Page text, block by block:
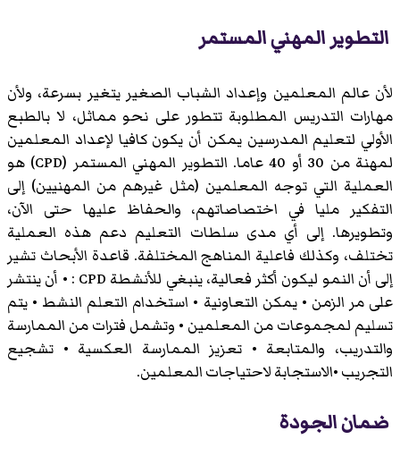
التطوير المهني المستمر
لأن عالم المعلمين وإعداد الشباب الصغير يتغير بسرعة، ولأن
مهارات التدريس المطلوبة تتطور على نحو مماثل، لا بالطبع
الأولي لتعليم المدرسين يمكن أن يكون كافيا لإعداد المعلمين
لمهنة من 30 أو 40 عاما. التطوير المهني المستمر (CPD) هو
العملية التي توجه المعلمين (مثل غيرهم من المهنيين) إلى
التفكير مليا في اختصاصاتهم، والحفاظ عليها حتى الآن،
وتطويرها. إلى أي مدى سلطات التعليم دعم هذه العملية
تختلف، وكذلك فاعلية المناهج المختلفة. قاعدة الأبحاث تشير
إلى أن النمو ليكون أكثر فعالية، ينبغي للأنشطة CPD : • أن ينتشر
على مر الزمن • يمكن التعاونية • استخدام التعلم النشط • يتم
تسليم لمجموعات من المعلمين • وتشمل فترات من الممارسة
والتدريب، والمتابعة • تعزيز الممارسة العكسية • تشجيع
التجريب •الاستجابة لاحتياجات المعلمين.
ضمان الجودة